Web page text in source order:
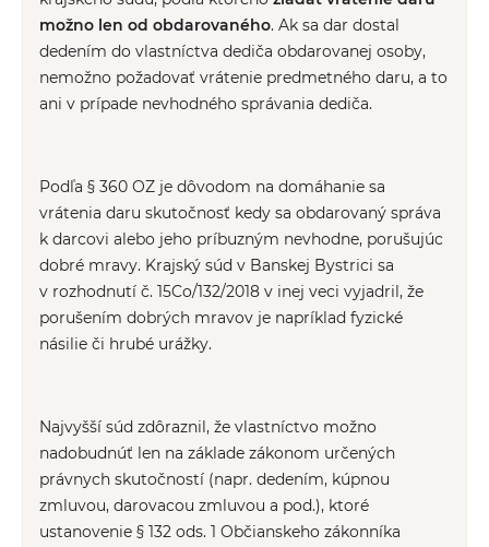
možno len od obdarovaného. Ak sa dar dostal
dedením do vlastníctva dediča obdarovanej osoby,
nemožno požadovať vrátenie predmetného daru, a to
ani v prípade nevhodného správania dediča.
Podľa § 360 OZ je dôvodom na domáhanie sa
vrátenia daru skutočnosť kedy sa obdarovaný správa
k darcovi alebo jeho príbuzným nevhodne, porušujúc
dobré mravy. Krajský súd v Banskej Bystrici sa
v rozhodnutí č. 15Co/132/2018 v inej veci vyjadril, že
porušením dobrých mravov je napríklad fyzické
násilie či hrubé urážky.
Najvyšší súd zdôraznil, že vlastníctvo možno
nadobudnúť len na základe zákonom určených
právnych skutočností (napr. dedením, kúpnou
zmluvou, darovacou zmluvou a pod.), ktoré
ustanovenie § 132 ods. 1 Občianskeho zákonníka